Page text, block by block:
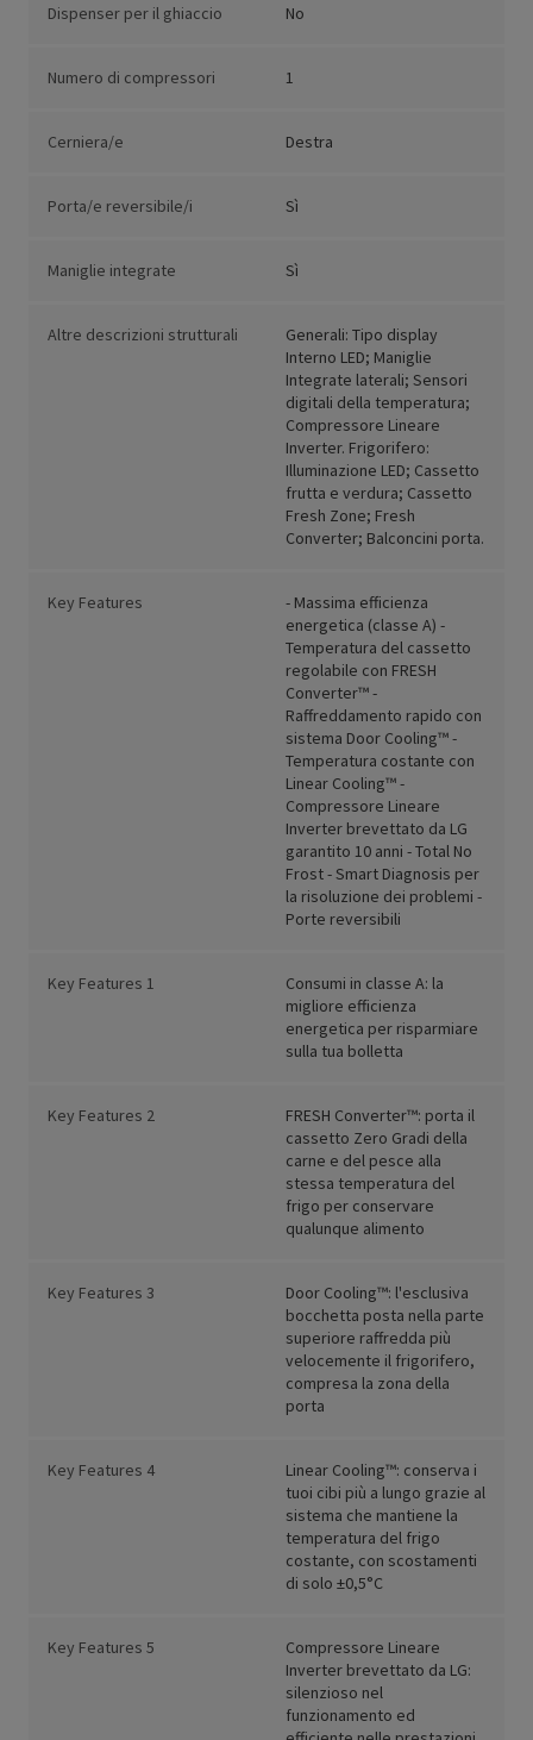
Dispenser per il ghiaccio No
Numero di compressori 1
Cerniera/e Destra
Porta/e reversibile/i Sì
Maniglie integrate Sì
Altre descrizioni strutturali
Generali: Tipo display
Interno LED; Maniglie
Integrate laterali; Sensori
digitali della temperatura;
Compressore Lineare
Inverter. Frigorifero:
Illuminazione LED; Cassetto
frutta e verdura; Cassetto
Fresh Zone; Fresh
Converter; Balconcini porta.
Key Features
- Massima efficienza
energetica (classe A) -
Temperatura del cassetto
regolabile con FRESH
Converter™ -
Raffreddamento rapido con
sistema Door Cooling™ -
Temperatura costante con
Linear Cooling™ -
Compressore Lineare
Inverter brevettato da LG
garantito 10 anni - Total No
Frost - Smart Diagnosis per
la risoluzione dei problemi -
Porte reversibili
Key Features 1
Consumi in classe A: la
migliore efficienza
energetica per risparmiare
sulla tua bolletta
Key Features 2
FRESH Converter™: porta il
cassetto Zero Gradi della
carne e del pesce alla
stessa temperatura del
frigo per conservare
qualunque alimento
Key Features 3
Door Cooling™: l'esclusiva
bocchetta posta nella parte
superiore raffredda più
velocemente il frigorifero,
compresa la zona della
porta
Key Features 4
Linear Cooling™: conserva i
tuoi cibi più a lungo grazie al
sistema che mantiene la
temperatura del frigo
costante, con scostamenti
di solo ±0,5°C
Key Features 5
Compressore Lineare
Inverter brevettato da LG:
silenzioso nel
funzionamento ed